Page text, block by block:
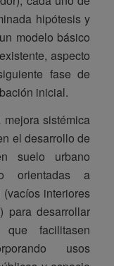
hipótesis y
modelo básico
aspecto
fase de
inicial.
sistémica
el desarrollo de
suelo urbano
orientadas a
interiores
para desarrollar
facilitasen
usos